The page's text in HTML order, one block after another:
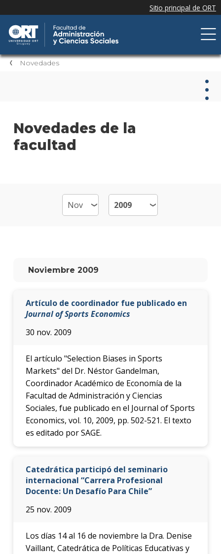
Novedades
Novedades de la
facultad
Noviembre 2009
Artículo de coordinador fue publicado en
Journal of Sports Economics
30 nov. 2009
El artículo "Selection Biases in Sports
Markets" del Dr. Néstor Gandelman,
Coordinador Académico de Economía de la
Facultad de Administración y Ciencias
Sociales, fue publicado en el Journal of Sports
Economics, vol. 10, 2009, pp. 502-521. El texto
es editado por SAGE.
Catedrática participó del seminario
internacional “Carrera Profesional
Docente: Un Desafío Para Chile”
25 nov. 2009
Los días 14 al 16 de noviembre la Dra. Denise
Vaillant, Catedrática de Políticas Educativas y